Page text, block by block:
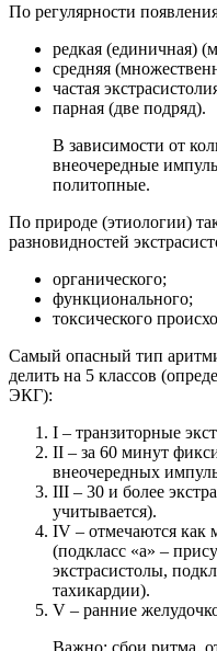
По регулярности
редкая (единичная)
средняя
частая
парная (две подряд).
В зависимости от
внеочередные
политопные.
По природе (этиологии)
разновидностей
органического;
функционального;
токсического
Самый опасный тип
делить на 5 классов
ЭКГ):
I – транзиторные
II – за 60 минут
внеочередных
III – 30 и более
учитывается).
IV – отмечаются как
(подкласс «а» –
экстрасистолы,
тахикардии).
V – ранние
Важно: сбои ритма,